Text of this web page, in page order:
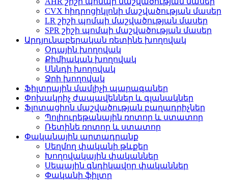
CVX հիդրոցիկլոնի մաշվածության մասեր
LR շիշի պոմպի մաշվածության մասեր
SPR շիշի պոմպի մաշվածության մասեր
Արդյունաբերական ռետինե խողովակ
Օդային խողովակ
Քիմիական խողովակ
Սննդի խողովակ
Ջրի խողովակ
Ֆիլտրային մամլիչի պարագաներ
Փոխակրիչ ժապավեններ և գլանակներ
Ֆլոտացիոն մաշվածության բաղադրիչներ
Պոլիուրեթանային ռոտոր և ստատոր
Ռետինե ռոտոր և ստատոր
Փականային արտադրանք
Սեղմող փականի թևքեր
Խողովակային փականներ
Սեպային գնդիկավոր փականներ
Փականի ֆիլտր